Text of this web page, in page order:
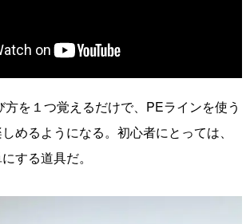
を１つ覚えるだけで、PEラインを使う
めるようになる。初心者にとっては、
する道具だ。